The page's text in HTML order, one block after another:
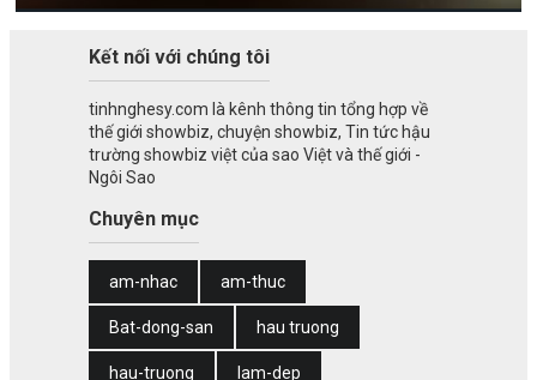
Kết nối với chúng tôi
tinhnghesy.com là kênh thông tin tổng hợp về
thế giới showbiz, chuyện showbiz, Tin tức hậu
trường showbiz việt của sao Việt và thế giới -
Ngôi Sao
Chuyên mục
am-nhac am-thuc
Bat-dong-san hau truong
hau-truong lam-dep